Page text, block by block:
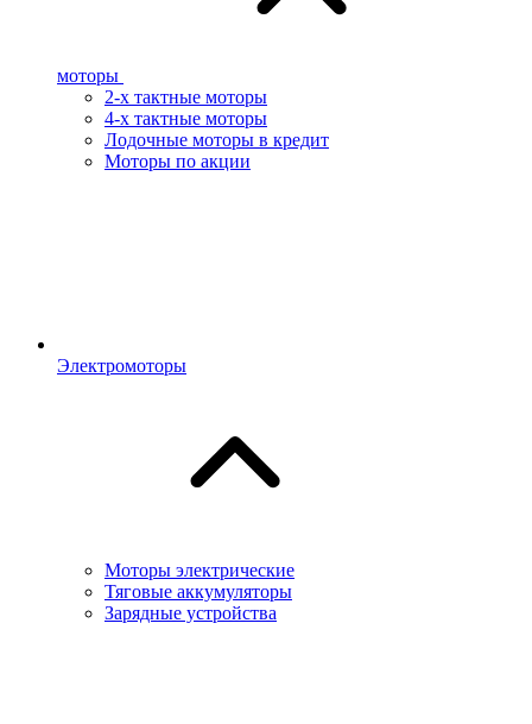
моторы
2-х тактные моторы
4-х тактные моторы
Лодочные моторы в кредит
Моторы по акции
Электромоторы
Моторы электрические
Тяговые аккумуляторы
Зарядные устройства